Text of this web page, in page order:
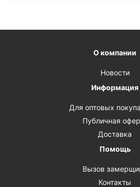
О компании
Новости
Информация
Для оптовых
Публичная
Доставка
Помощь
Вызов
Контакты